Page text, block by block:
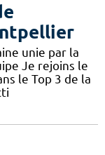
unie par la
Je rejoins le
le Top 3 de la